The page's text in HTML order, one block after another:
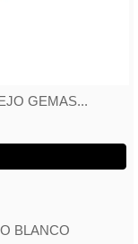
GEMAS...
BLANCO